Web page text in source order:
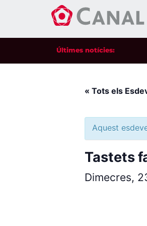
Últimes notícies:
« Tots els
Aquest
Tastets
Dimecres,